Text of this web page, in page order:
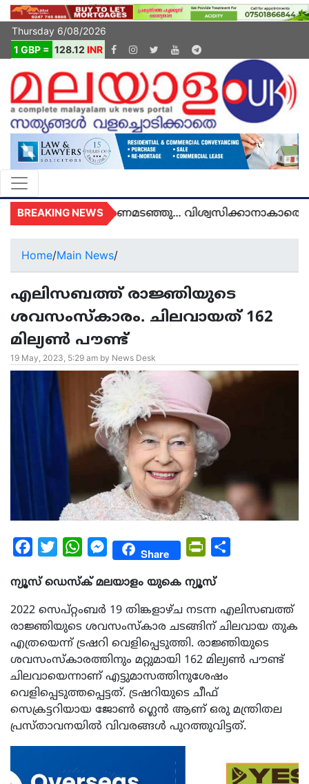
Thursday 6/08/2026
1 GBP = 128.12 INR
BREAKING NEWS
മരണമടഞ്ഞു... വിശ്വസിക്കാനാകാതെ യുകെ
Home/Main News/
എലിസബത്ത് രാജ്ഞിയുടെ
ശവസംസ്കാരം. ചിലവായത് 162
മില്യൺ പൗണ്ട്
19 May, 2023, 5:29 am by News Desk
Facebook
Twitter WhatsAppMessengerShare PrintFriendly
ന്യൂസ് ഡെസ്ക് മലയാളം യുകെ ന്യൂസ്
2022 സെപ്റ്റംബർ 19 തിങ്കളാഴ്ച നടന്ന എലിസബത്ത്
രാജ്ഞിയുടെ ശവസംസ്കാര ചടങ്ങിന് ചിലവായ തുക
എത്രയെന്ന് ട്രഷറി വെളിപ്പെടുത്തി. രാജ്ഞിയുടെ
ശവസംസ്കാരത്തിനും മറ്റുമായി 162 മില്യൺ പൗണ്ട്
ചിലവായെന്നാണ് എട്ടുമാസത്തിനുശേഷം
വെളിപ്പെടുത്തപ്പെട്ടത്. ട്രഷറിയുടെ ചീഫ്
സെക്രട്ടറിയായ ജോൺ ഗ്ലെൻ ആണ് ഒരു മന്ത്രിതല
പ്രസ്താവനയിൽ വിവരങ്ങൾ പുറത്തുവിട്ടത്.